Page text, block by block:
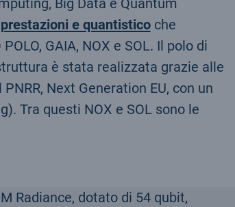
Big Data e Quantum
e quantisticoche
GAIA, NOX e SOL. Il polo di
è stata realizzata grazie alle
Next Generation EU, con un
Tra questi NOX e SOL sono le
Radiance, dotato di 54 qubit,